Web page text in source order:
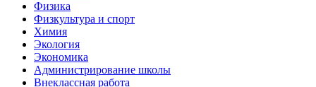
Физика
Физкультура и спорт
Химия
Экология
Экономика
Администрирование школы
Внеклассная работа